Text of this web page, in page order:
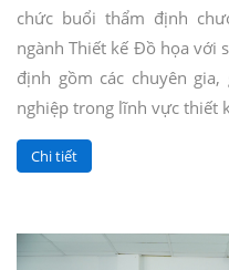
chức buổi thẩm định
ngành Thiết kế Đồ họa với
định gồm các chuyên
nghiệp trong lĩnh vực thiết
Chi tiết